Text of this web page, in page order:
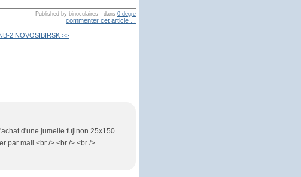
Published by binoculaires - dans 0 degre
commenter cet article
2 NOVOSIBIRSK >>
d'une jumelle fujinon 25x150
par mail.<br /> <br /> <br />